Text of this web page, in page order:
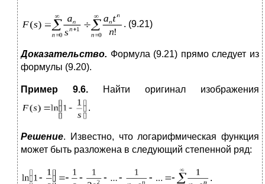
. (9.21)
Доказательство. Формула (9.21) прямо следует из
формулы (9.20).
Пример 9.6.
Найти оригинал изображения
.
Решение. Известно, что логарифмическая функция
может быть разложена в следующий степенной ряд:
.